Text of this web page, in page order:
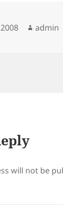
Author
admin
will not be